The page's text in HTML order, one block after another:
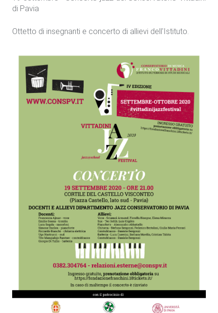
di Pavia
Ottetto di insegnanti e concerto di allievi dell'Istituto.